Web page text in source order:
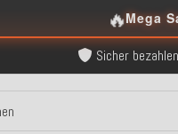
🔥Mega
Über 120.000
Sicher
Kostenloser Versand
Über 120.000
Kostenloser Versand